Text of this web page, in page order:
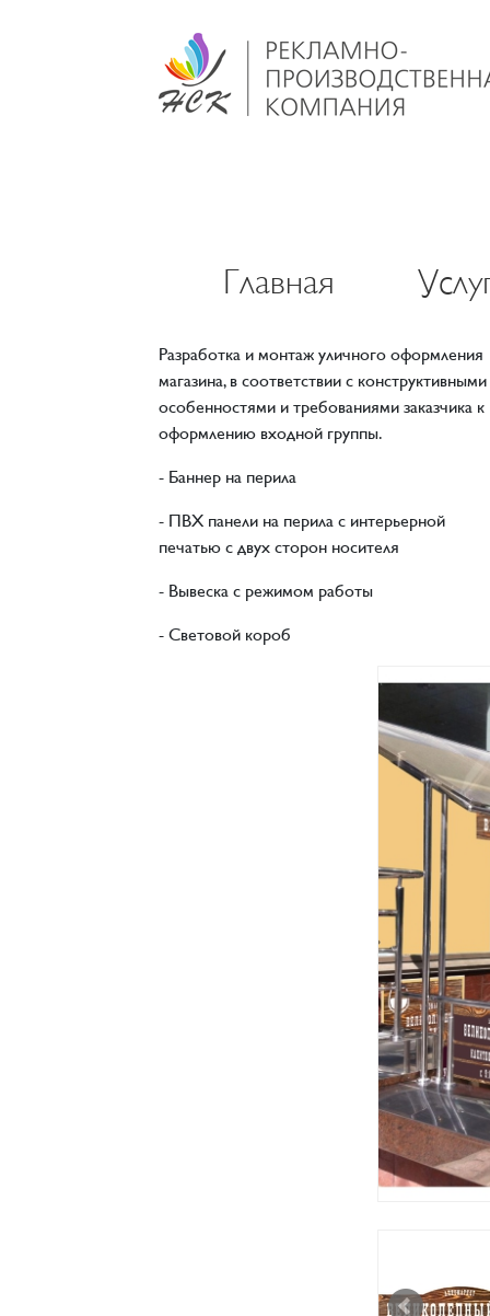
Главная
Разработка и монтаж уличного оформления
магазина, в соответствии с конструктивными
особенностями и требованиями заказчика к
оформлению входной группы.
- Баннер на перила
- ПВХ панели на перила с интерьерной
печатью с двух сторон носителя
- Вывеска с режимом работы
- Световой короб